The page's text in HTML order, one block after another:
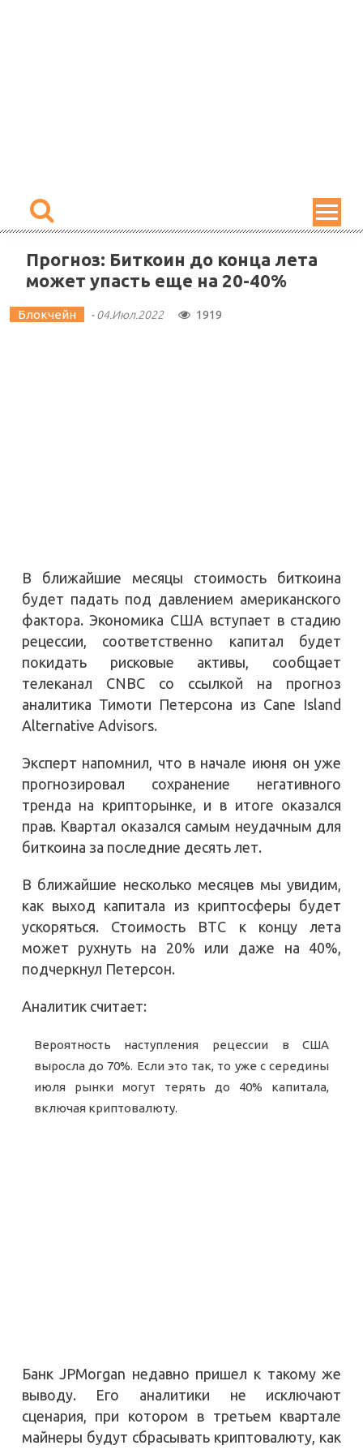
Прогноз: Биткоин до конца лета
может упасть еще на 20-40%
Блокчейн -04.Июл.2022 1919
В ближайшие месяцы стоимость биткоина
будет падать под давлением американского
фактора. Экономика США вступает в стадию
рецессии, соответственно капитал будет
покидать рисковые активы, сообщает
телеканал CNBC со ссылкой на прогноз
аналитика Тимоти Петерсона из Cane Island
Alternative Advisors.
Эксперт напомнил, что в начале июня он уже
прогнозировал сохранение негативного
тренда на крипторынке, и в итоге оказался
прав. Квартал оказался самым неудачным для
биткоина за последние десять лет.
В ближайшие несколько месяцев мы увидим,
как выход капитала из криптосферы будет
ускоряться. Стоимость BTC к концу лета
может рухнуть на 20% или даже на 40%,
подчеркнул Петерсон.
Аналитик считает:
Вероятность наступления рецессии в США
выросла до 70%. Если это так, то уже с середины
июля рынки могут терять до 40% капитала,
включая криптовалюту.
Банк JPMorgan недавно пришел к такому же
выводу. Его аналитики не исключают
сценария, при котором в третьем квартале
майнеры будут сбрасывать криптовалюту, как